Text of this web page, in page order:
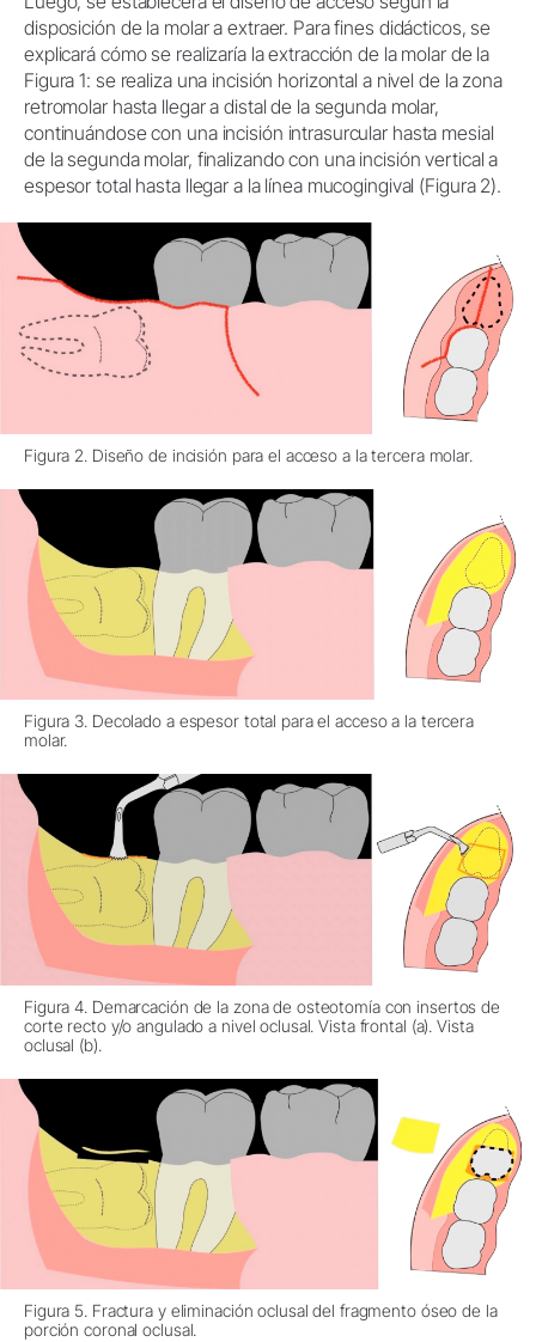
disposición de la molar a extraer. Para fines didácticos, se
explicará cómo se realizaría la extracción de la molar de la
Figura 1: se realiza una incisión horizontal a nivel de la zona
retromolar hasta llegar a distal de la segunda molar,
continuándose con una incisión intrasurcular hasta mesial
de la segunda molar, finalizando con una incisión vertical a
espesor total hasta llegar a la línea mucogingival (Figura 2).
Figura 2. Diseño de incisión para el acceso a la tercera molar.
Figura 3. Decolado a espesor total para el acceso a la tercera
molar.
Figura 4. Demarcación de la zona de osteotomía con insertos de
corte recto y/o angulado a nivel oclusal. Vista frontal (a). Vista
oclusal (b).
Figura 5. Fractura y eliminación oclusal del fragmento óseo de la
porción coronal oclusal.